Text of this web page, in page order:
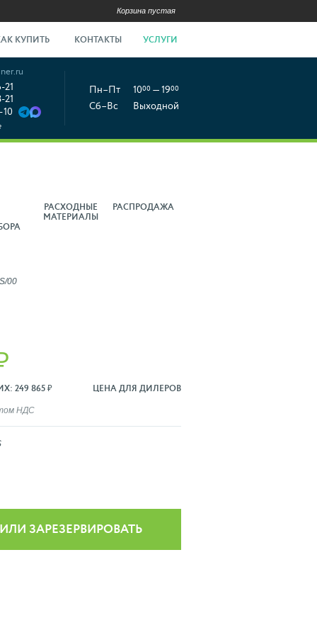
Корзина пустая
КУПИТЬ КОНТАКТЫ УСЛУГИ
21
21
10
Пн–Пт 1000 — 1900
Сб–Вс Выходной
РАСХОДНЫЕ
МАТЕРИАЛЫ
РАСПРОДАЖА
00
249 865 ₽ ЦЕНА ДЛЯ ДИЛЕРОВ
НДС
ЗАРЕЗЕРВИРОВАТЬ